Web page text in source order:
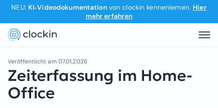
NEU: KI‑Videodokumentationvon clockin kennenlernen. Hier
mehr erfahren
Veröffentlicht am 07.01.2026
Zeiterfassung im Home-
Office